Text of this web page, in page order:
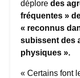
déplore des
fréquentes »
« reconnus
subissent des
physiques ».
« Certains font